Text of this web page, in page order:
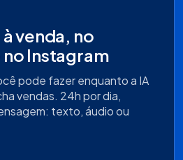
venda, no
Instagram
pode fazer enquanto a IA
vendas. 24h por dia,
texto, áudio ou